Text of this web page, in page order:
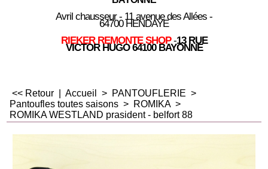
Avril chausseur - 11 avenue des Allées -
64700 HENDAYE
RIEKER REMONTE SHOP -13 RUE
VICTOR HUGO 64100 BAYONNE
<< Retour Accueil > PANTOUFLERIE >
Pantoufles toutes saisons > ROMIKA>
ROMIKA WESTLAND prasident - belfort 88